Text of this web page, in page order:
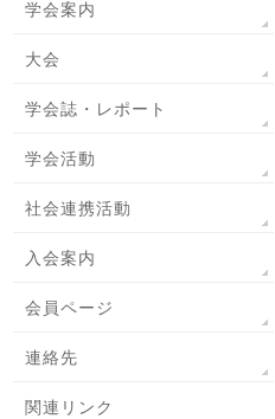
学会案内
大会
学会誌・レポート
学会活動
社会連携活動
入会案内
会員ページ
連絡先
関連リンク